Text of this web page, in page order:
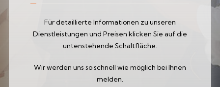
Für detaillierte Informationen zu unseren
Dienstleistungen und Preisen klicken Sie auf die
untenstehende Schaltfläche.
Wir werden uns so schnell wie möglich bei Ihnen
melden.